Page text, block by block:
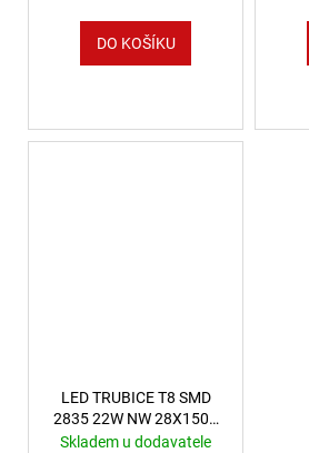
DO KOŠÍKU
LED TRUBICE T8 SMD
2835 22W NW 28X1500
GLASS SPECTRUM
Skladem u dodavatele